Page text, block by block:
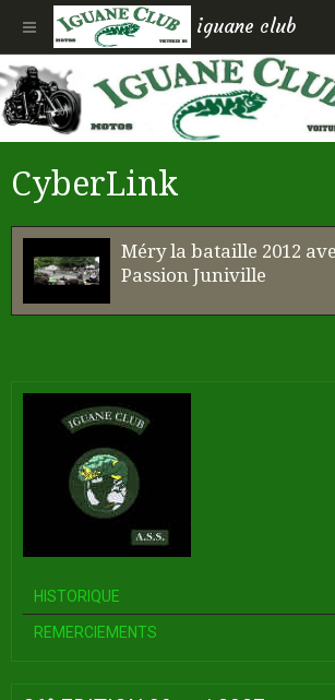
iguane club
CyberLink
Méry la bataille 2012
Passion Juniville
HISTORIQUE
REMERCIEMENTS